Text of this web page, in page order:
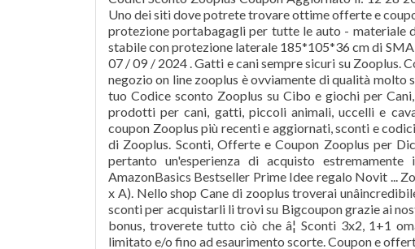
Uno dei siti dove potrete trovare ottime offerte e
protezione portabagagli per tutte le auto - materiale
stabile con protezione laterale 185*105*36 cm di
07 / 09 / 2024 . Gatti e cani sempre sicuri su Zooplus.
negozio on line zooplus è ovviamente di qualità molto
tuo Codice sconto Zooplus su Cibo e giochi per
prodotti per cani, gatti, piccoli animali, uccelli e
coupon Zooplus più recenti e aggiornati, sconti e
di Zooplus. Sconti, Offerte e Coupon Zooplus per
pertanto un'esperienza di acquisto
AmazonBasics Bestseller Prime Idee regalo Novit ...
x A). Nello shop Cane di zooplus troverai
sconti per acquistarli li trovi su Bigcoupon grazie ai
bonus, troverete tutto ciò che â¦ Sconti 3x2, 1+1
limitato e/o fino ad esaurimento scorte. Coupon e